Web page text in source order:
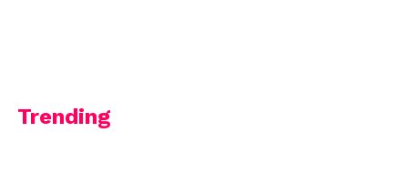
Trending